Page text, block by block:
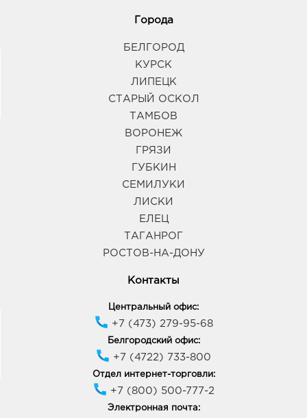
Города
БЕЛГОРОД
КУРСК
ЛИПЕЦК
СТАРЫЙ ОСКОЛ
ТАМБОВ
ВОРОНЕЖ
ГРЯЗИ
ГУБКИН
СЕМИЛУКИ
ЛИСКИ
ЕЛЕЦ
ТАГАНРОГ
РОСТОВ-НА-ДОНУ
Контакты
Центральный офис:
+7 (473) 279-95-68
Белгородский офис:
+7 (4722) 733-800
Отдел интернет-торговли:
+7 (800) 500-777-2
Электронная почта: